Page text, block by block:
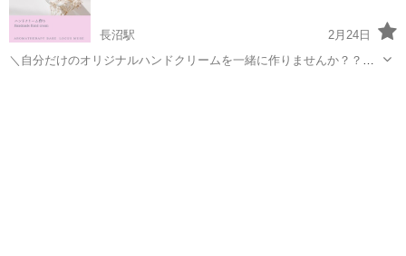
長沼駅
2月24日
＼自分だけのオリジナルハンドクリームを一緒に作りませんか？？💐